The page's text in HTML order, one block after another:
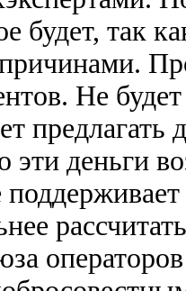
будет, так
Не
эти деньги